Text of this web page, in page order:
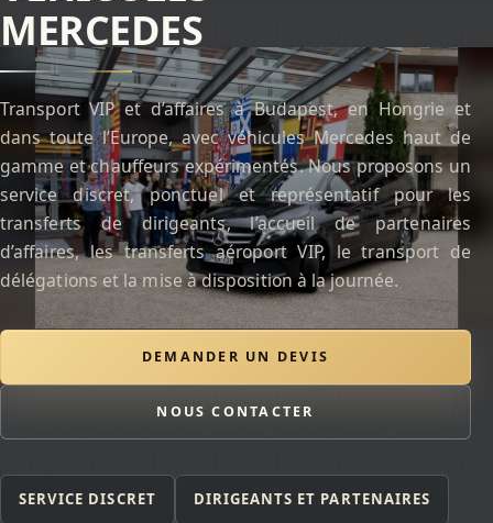
MERCEDES
Transport VIP et d’affaires à Budapest, en Hongrie et
dans toute l’Europe, avec véhicules Mercedes haut de
gamme et chauffeurs expérimentés. Nous proposons un
service discret, ponctuel et représentatif pour les
transferts de dirigeants, l’accueil de partenaires
d’affaires, les transferts aéroport VIP, le transport de
délégations et la mise à disposition à la journée.
DEMANDER UN DEVIS
NOUS CONTACTER
SERVICE DISCRET DIRIGEANTS ET PARTENAIRES